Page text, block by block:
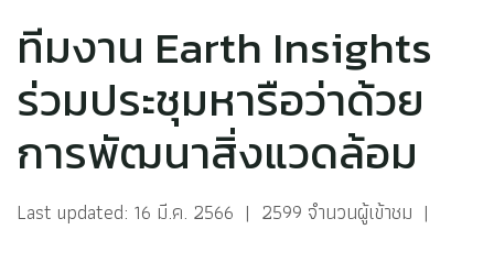
ทีมงาน Earth Insights
ร่วมประชุมหารือว่าด้วย
การพัฒนาสิ่งแวดล้อม
Last updated: 16 มี.ค. 2566 | 2599 จำนวนผู้เข้าชม |